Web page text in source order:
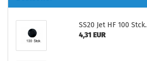
SS20 Jet HF 100 Stck.
4,31 EUR